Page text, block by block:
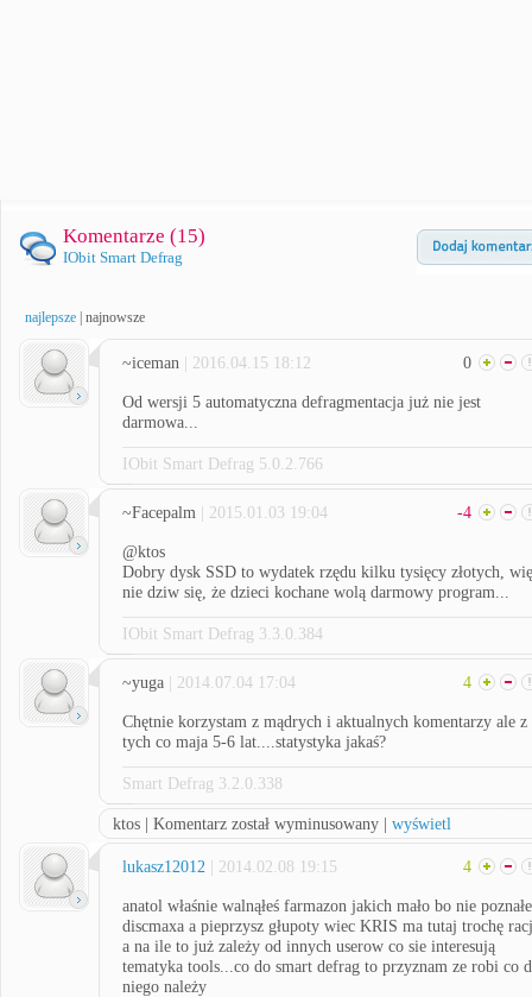
Komentarze (15)
IObit Smart Defrag
najlepsze najnowsze
~iceman | 2016.04.15 18:12 0
Od wersji 5 automatyczna defragmentacja już nie jest
darmowa...
IObit Smart Defrag 5.0.2.766
~Facepalm | 2015.01.03 19:04 -4
@ktos
Dobry dysk SSD to wydatek rzędu kilku tysięcy złotych,
nie dziw się, że dzieci kochane wolą darmowy program...
IObit Smart Defrag 3.3.0.384
~yuga | 2014.07.04 17:04 4
Chętnie korzystam z mądrych i aktualnych komentarzy ale z
tych co maja 5-6 lat....statystyka jakaś?
Smart Defrag 3.2.0.338
ktos | Komentarz został wyminusowany | wyświetl
lukasz12012 | 2014.02.08 19:15 4
anatol właśnie walnąłeś farmazon jakich mało bo nie
discmaxa a pieprzysz głupoty wiec KRIS ma tutaj trochę
a na ile to już zależy od innych userow co sie interesują
tematyka tools...co do smart defrag to przyznam ze robi co
niego należy